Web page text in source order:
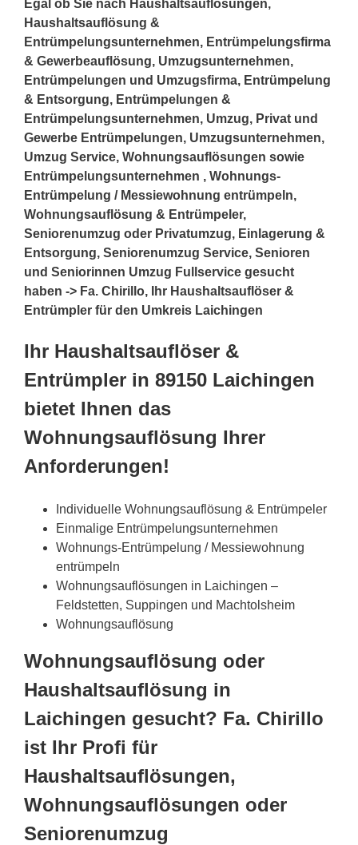
Egal ob Sie nach Haushaltsauflösungen,
Haushaltsauflösung &
Entrümpelungsunternehmen, Entrümpelungsfirma
& Gewerbeauflösung, Umzugsunternehmen,
Entrümpelungen und Umzugsfirma, Entrümpelung
& Entsorgung, Entrümpelungen &
Entrümpelungsunternehmen, Umzug, Privat und
Gewerbe Entrümpelungen, Umzugsunternehmen,
Umzug Service, Wohnungsauflösungen sowie
Entrümpelungsunternehmen , Wohnungs-
Entrümpelung / Messiewohnung entrümpeln,
Wohnungsauflösung & Entrümpeler,
Seniorenumzug oder Privatumzug, Einlagerung &
Entsorgung, Seniorenumzug Service, Senioren
und Seniorinnen Umzug Fullservice gesucht
haben -> Fa. Chirillo, Ihr Haushaltsauflöser &
Entrümpler für den Umkreis Laichingen
Ihr Haushaltsauflöser &
Entrümpler in 89150 Laichingen
bietet Ihnen das
Wohnungsauflösung Ihrer
Anforderungen!
Individuelle Wohnungsauflösung & Entrümpeler
Einmalige Entrümpelungsunternehmen
Wohnungs-Entrümpelung / Messiewohnung
entrümpeln
Wohnungsauflösungen in Laichingen –
Feldstetten, Suppingen und Machtolsheim
Wohnungsauflösung
Wohnungsauflösung oder
Haushaltsauflösung in
Laichingen gesucht? Fa. Chirillo
ist Ihr Profi für
Haushaltsauflösungen,
Wohnungsauflösungen oder
Seniorenumzug